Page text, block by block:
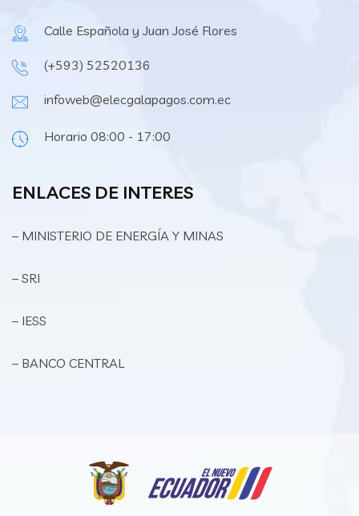
Calle Española y Juan José Flores
(+593) 52520136
infoweb@elecgalapagos.com.ec
Horario 08:00 - 17:00
ENLACES DE INTERES
– MINISTERIO DE ENERGÍA Y MINAS
– SRI
– IESS
– BANCO CENTRAL